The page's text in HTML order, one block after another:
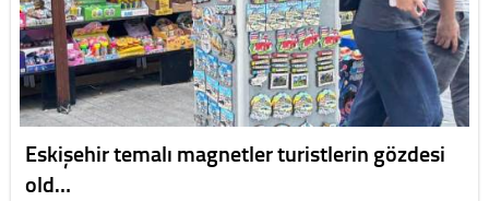
Eskişehir temalı magnetler turistlerin gözdesi
old…